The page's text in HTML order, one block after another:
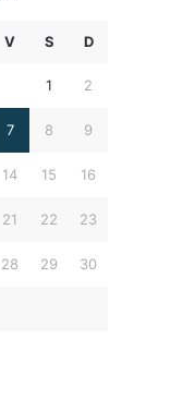
V S D
1 2
7 8 9
14 15 16
21 22 23
28 29 30